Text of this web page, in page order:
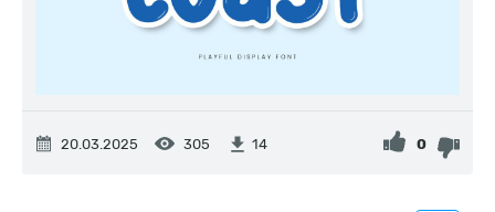
20.03.2025 305 14 0